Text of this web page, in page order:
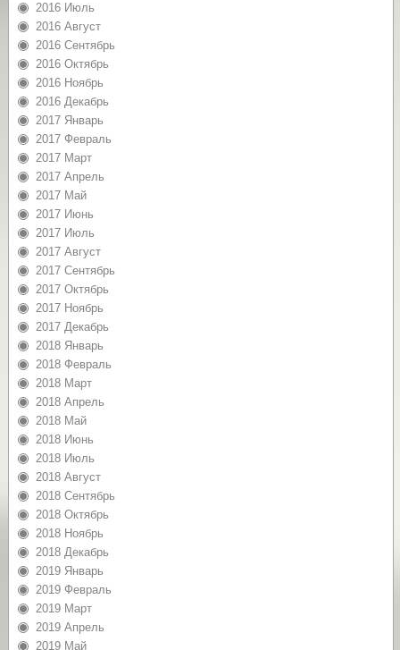
2016 Июль
2016 Август
2016 Сентябрь
2016 Октябрь
2016 Ноябрь
2016 Декабрь
2017 Январь
2017 Февраль
2017 Март
2017 Апрель
2017 Май
2017 Июнь
2017 Июль
2017 Август
2017 Сентябрь
2017 Октябрь
2017 Ноябрь
2017 Декабрь
2018 Январь
2018 Февраль
2018 Март
2018 Апрель
2018 Май
2018 Июнь
2018 Июль
2018 Август
2018 Сентябрь
2018 Октябрь
2018 Ноябрь
2018 Декабрь
2019 Январь
2019 Февраль
2019 Март
2019 Апрель
2019 Май